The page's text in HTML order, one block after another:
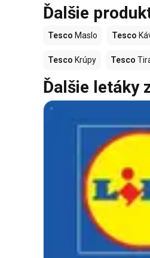
Ďalšie
Tesco Maslo Tesco
Tesco Krúpy Tesco
Ďalšie letáky